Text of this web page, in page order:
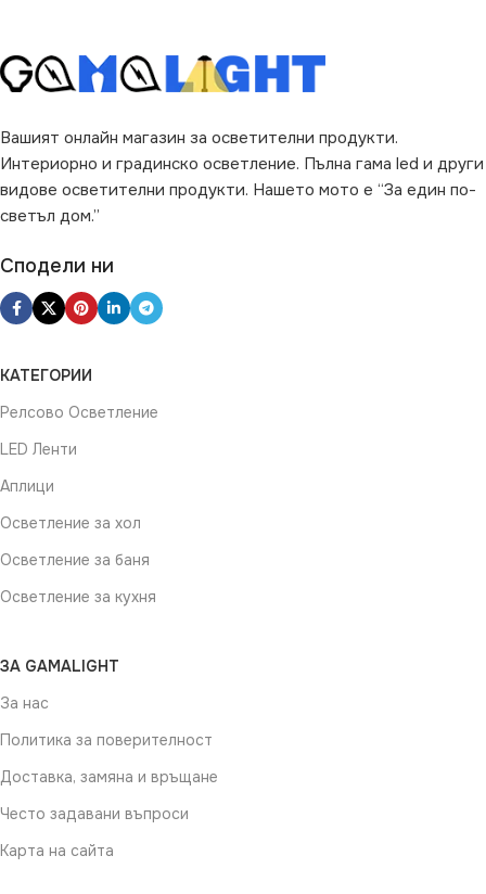
Вашият онлайн магазин за осветителни продукти.
Интериорно и градинско осветление. Пълна гама led и други
видове осветителни продукти. Нашето мото е “За един по-
светъл дом.”
Сподели ни
КАТЕГОРИИ
Релсово Осветление
LED Ленти
Аплици
Осветление за хол
Осветление за баня
Осветление за кухня
ЗА GAMALIGHT
За нас
Политика за поверителност
Доставка, замяна и връщане
Често задавани въпроси
Карта на сайта